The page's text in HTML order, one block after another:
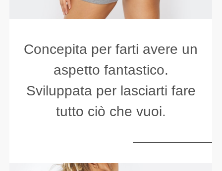
Concepita per farti avere un
aspetto fantastico.
Sviluppata per lasciarti fare
tutto ciò che vuoi.